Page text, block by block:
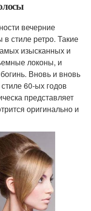
вечерние
стиле ретро. Такие
изысканных и
локоны, и
Вновь и вновь
60-ых годов
представляет
оригинально и